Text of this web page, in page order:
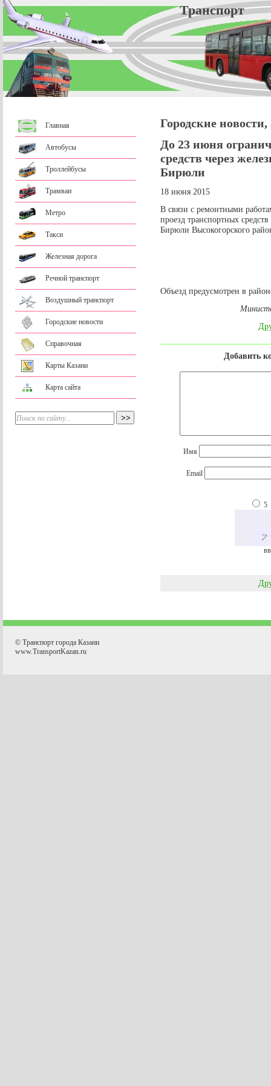
Главная
Автобусы
Троллейбусы
Трамваи
Метро
Такси
Железная дорога
Речной транспорт
Воздушный транспорт
Городские новости
Справочная
Карты Казани
Карта сайта
Городские
До 23 июня
средств через
Бирюли
18 июня 2015
В связи с ремонтными
проезд транспортных
Бирюли Высокогорского
Объезд предусмотрен в
Добавить
Имя
Email
5
© Транспорт города Казани
www.TransportKazan.ru